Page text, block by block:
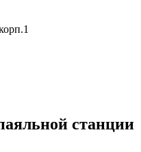
станции